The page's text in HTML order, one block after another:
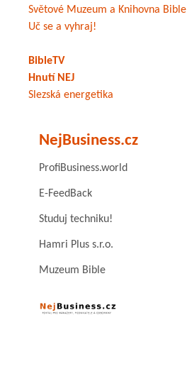
Světové Muzeum a Knihovna Bible
Uč se a vyhraj!
BibleTV
Hnutí NEJ
Slezská energetika
NejBusiness.cz
ProfiBusiness.world
E-FeedBack
Studuj techniku!
Hamri Plus s.r.o.
Muzeum Bible